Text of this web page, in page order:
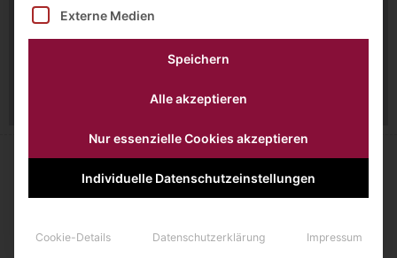
Querweg 1
Externe Medien
Speichern
Alle akzeptieren
Nur essenzielle Cookies akzeptieren
Individuelle Datenschutzeinstellungen
Cookie-Details Datenschutzerklärung Impressum